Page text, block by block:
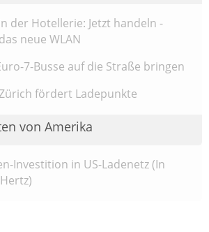
der Hotellerie: Jetzt handeln -
neue WLAN
7-Busse auf die Straße bringen
fördert Ladepunkte
von Amerika
Investition in US-Ladenetz (In